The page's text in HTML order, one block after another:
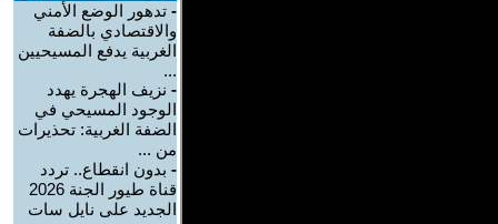
- تدهور الوضع الأمني
والاقتصادي بالضفة
الغربية يدفع المسيحيين
...
- نزيف الهجرة يهدد
الوجود المسيحي في
الضفة الغربية: تحذيرات
من ...
- بدون انقطاع.. تردد
قناة طيور الجنة 2026
الجديد على نايل سات